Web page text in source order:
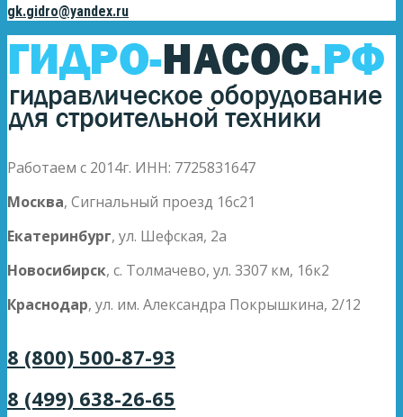
gk.gidro@yandex.ru
Работаем с 2014г. ИНН: 7725831647
Москва, Сигнальный проезд 16с21
Екатеринбург, ул. Шефская, 2а
Новосибирск, с. Толмачево, ул. 3307 км, 16к2
Краснодар, ул. им. Александра Покрышкина, 2/12
8 (800) 500-87-93
8 (499) 638-26-65